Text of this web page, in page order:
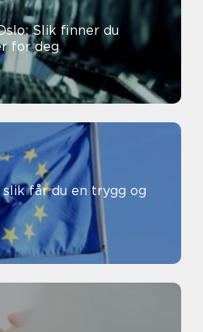
Slik finner du
for deg